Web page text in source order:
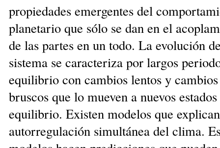
propiedades emergentes del
planetario que sólo se dan en el
de las partes en un todo. La evolución
sistema se caracteriza por largos
equilibrio con cambios lentos y cambios
bruscos que lo mueven a nuevos
equilibrio. Existen modelos que
auto­rre­gulación simultánea del clima.